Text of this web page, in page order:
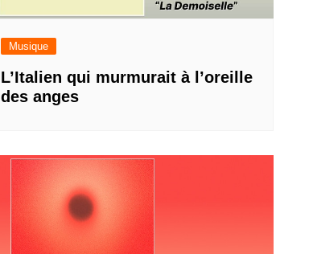
Musique
L’Italien qui murmurait à l’oreille
des anges